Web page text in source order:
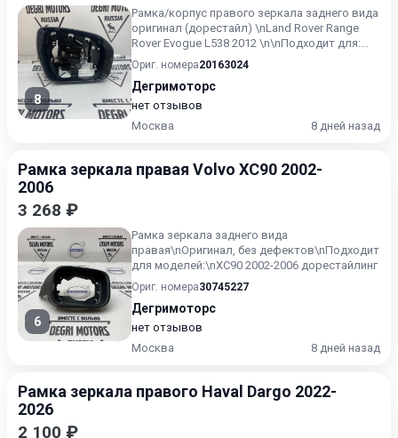
8
Рамка/корпус правого зеркала заднего вида
оригинал (дорестайл) \nLand Rover Range
Rover Evogue L538 2012 \n\nПодходит для:
\nRange Rover Evo...
Ориг. номера20163024
Дегримоторс
нет отзывов
Москва
8 дней назад
Рамка зеркала правая Volvo XC90 2002-
2006
3 268 ₽
6
Рамка зеркала заднего вида
правая\nОригинал, без дефектов\nПодходит
для моделей:\nXC90 2002-2006 дорестайлинг
Ориг. номера30745227
Дегримоторс
нет отзывов
Москва
8 дней назад
Рамка зеркала правого Haval Dargo 2022-
2026
2 100 ₽